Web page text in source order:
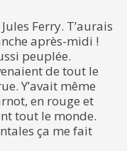
Ferry. T’aurais
après-midi !
peuplée.
de tout le
Y’avait même
en rouge et
tout le monde.
ça me fait